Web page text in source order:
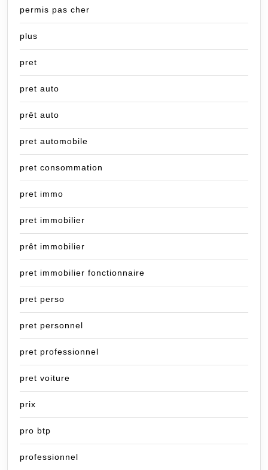
permis pas cher
plus
pret
pret auto
prêt auto
pret automobile
pret consommation
pret immo
pret immobilier
prêt immobilier
pret immobilier fonctionnaire
pret perso
pret personnel
pret professionnel
pret voiture
prix
pro btp
professionnel